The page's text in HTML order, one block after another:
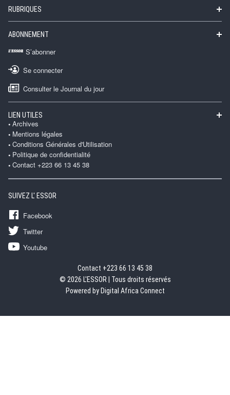
RUBRIQUES
ABONNEMENT
S’abonner
Se connecter
Consulter le Journal du jour
LIEN UTILES
Archives
Mentions légales
Conditions Générales d'Utilisation
Politique de confidentialité
Contact +223 66 13 45 38
SUIVEZ L' ESSOR
Facebook
Twitter
Youtube
Contact +223 66 13 45 38
© 2026 L'ESSOR | Tous droits réservés
Powered by Digital Africa Connect